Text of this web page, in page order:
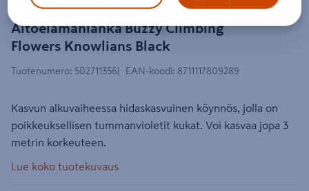
Aitoelämänlanka Buzzy Climbing
Flowers Knowlians Black
BUZZY
Tuotenumero: 502711356 EAN-koodi: 8711117809289
Kasvun alkuvaiheessa hidaskasvuinen köynnös, jolla on
poikkeuksellisen tummanvioletit kukat. Voi kasvaa jopa 3
metrin korkeuteen.
Lue koko tuotekuvaus